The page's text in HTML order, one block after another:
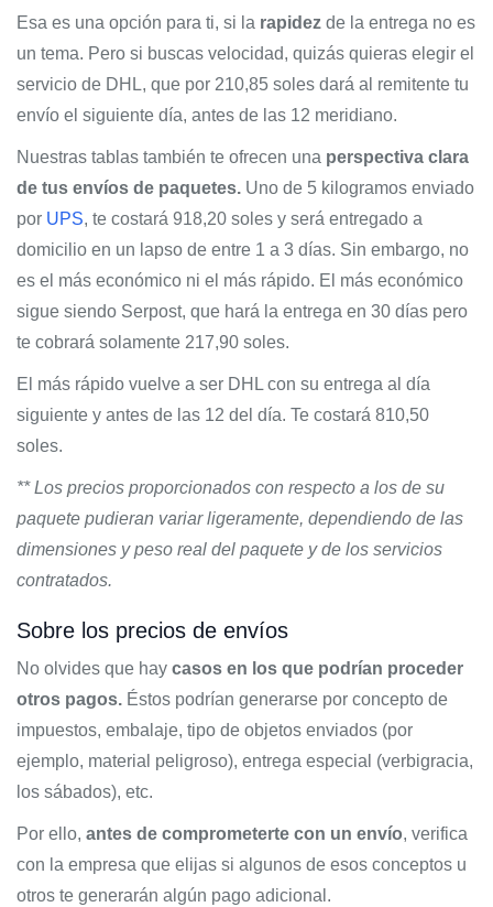
Esa es una opción para ti, si la rapidez de la entrega no es
un tema. Pero si buscas velocidad, quizás quieras elegir el
servicio de DHL, que por 210,85 soles dará al remitente tu
envío el siguiente día, antes de las 12 meridiano.
Nuestras tablas también te ofrecen una perspectiva clara
de tus envíos de paquetes. Uno de 5 kilogramos enviado
por UPS, te costará 918,20 soles y será entregado a
domicilio en un lapso de entre 1 a 3 días. Sin embargo, no
es el más económico ni el más rápido. El más económico
sigue siendo Serpost, que hará la entrega en 30 días pero
te cobrará solamente 217,90 soles.
El más rápido vuelve a ser DHL con su entrega al día
siguiente y antes de las 12 del día. Te costará 810,50
soles.
** Los precios proporcionados con respecto a los de su
paquete pudieran variar ligeramente, dependiendo de las
dimensiones y peso real del paquete y de los servicios
contratados.
Sobre los precios de envíos
No olvides que hay casos en los que podrían proceder
otros pagos. Éstos podrían generarse por concepto de
impuestos, embalaje, tipo de objetos enviados (por
ejemplo, material peligroso), entrega especial (verbigracia,
los sábados), etc.
Por ello, antes de comprometerte con un envío, verifica
con la empresa que elijas si algunos de esos conceptos u
otros te generarán algún pago adicional.